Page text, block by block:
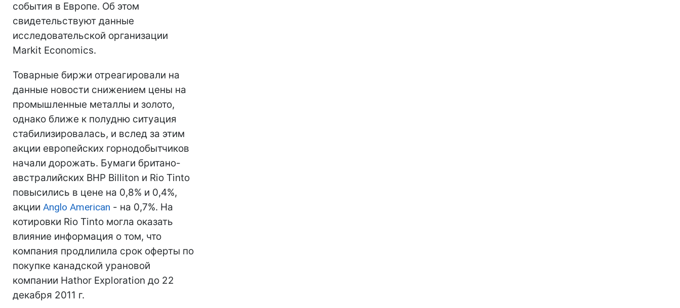
события в Европе. Об этом
свидетельствуют данные
исследовательской организации
Markit Economics.
Товарные биржи отреагировали на
данные новости снижением цены на
промышленные металлы и золото,
однако ближе к полудню ситуация
стабилизировалась, и вслед за этим
акции европейских горнодобытчиков
начали дорожать. Бумаги британо-
австралийских BHP Billiton и Rio Tinto
повысились в цене на 0,8% и 0,4%,
акции Anglo American - на 0,7%. На
котировки Rio Tinto могла оказать
влияние информация о том, что
компания продлилила срок оферты по
покупке канадской урановой
компании Hathor Exploration до 22
декабря 2011 г.